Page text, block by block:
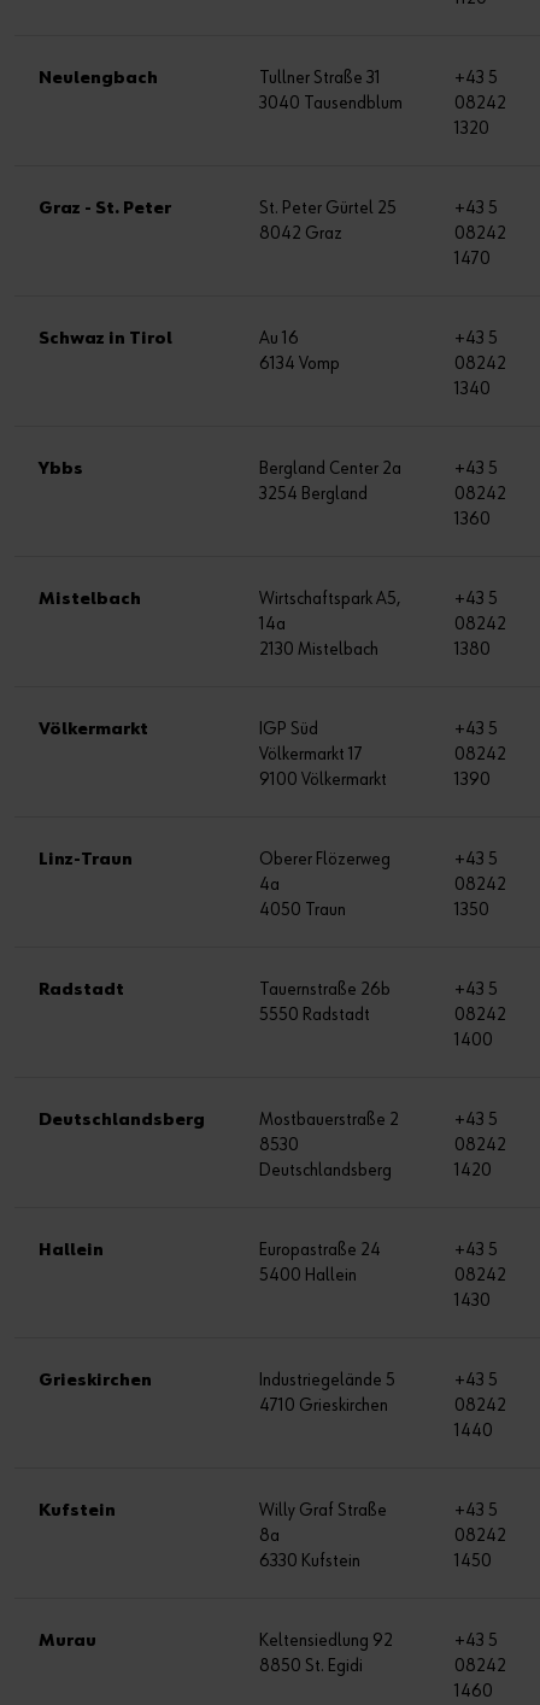
Neulengbach
Tullner Straße 31
3040 Tausendblum
+43 5
08242
1320
Graz - St. Peter
St. Peter Gürtel 25
8042 Graz
+43 5
08242
1470
Schwaz in Tirol
Au 16
6134 Vomp
+43 5
08242
1340
Ybbs
Bergland Center 2a
3254 Bergland
+43 5
08242
1360
Mistelbach
Wirtschaftspark A5,
14a
2130 Mistelbach
+43 5
08242
1380
Völkermarkt
IGP Süd
Völkermarkt 17
9100 Völkermarkt
+43 5
08242
1390
Linz-Traun
Oberer Flözerweg
4a
4050 Traun
+43 5
08242
1350
Radstadt
Tauernstraße 26b
5550 Radstadt
+43 5
08242
1400
Deutschlandsberg
Mostbauerstraße 2
8530
Deutschlandsberg
+43 5
08242
1420
Hallein
Europastraße 24
5400 Hallein
+43 5
08242
1430
Grieskirchen
Industriegelände 5
4710 Grieskirchen
+43 5
08242
1440
Kufstein
Willy Graf Straße
8a
6330 Kufstein
+43 5
08242
1450
Murau
Keltensiedlung 92
8850 St. Egidi
+43 5
08242
1460